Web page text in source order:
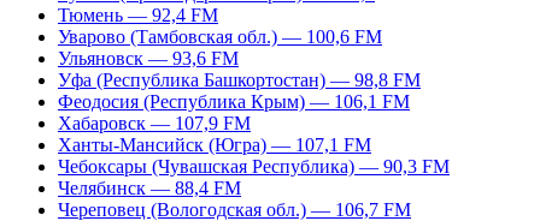
Тюмень — 92,4 FM
Уварово (Тамбовская обл.) — 100,6 FM
Ульяновск — 93,6 FM
Уфа (Республика Башкортостан) — 98,8 FM
Феодосия (Республика Крым) — 106,1 FM
Хабаровск — 107,9 FM
Ханты-Мансийск (Югра) — 107,1 FM
Чебоксары (Чувашская Республика) — 90,3 FM
Челябинск — 88,4 FM
Череповец (Вологодская обл.) — 106,7 FM